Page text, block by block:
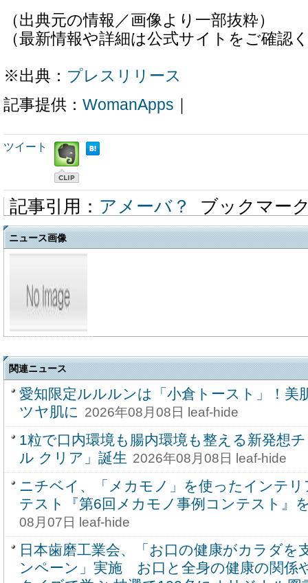
（出典元の情報／画像より一部抜粋）
（最新情報や詳細は公式サイトをご確認
※出典： プレスリリース
記事提供： WomanApps
ツイート
記事引用： アメーバ？ ブックマー
ニュース画像
関連ニュース
愛知限定ルルルンは「小倉トースト」！美
ツヤ肌に 2026年08月08日 leaf-hide
1粒で口内環境も腸内環境も整える新発想
ル クリア」誕生 2026年08月08日 leaf-hide
ニチベイ、「メカモノ」を使ったインテ
テスト『第6回メカモノ事例コンテスト』
08月07日 leaf-hide
日本歯磨工業会、「お口の健康がカラダを
ンペーン」実施 お口と全身の健康の関係